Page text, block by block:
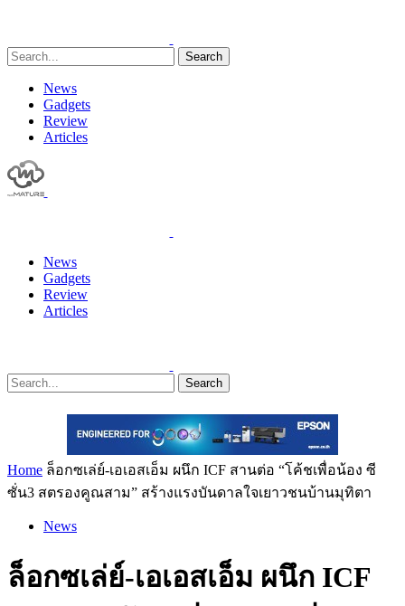
Search
News
Gadgets
Review
Articles
News
Gadgets
Review
Articles
Search
Home ล็อกซเล่ย์-เอเอสเอ็ม ผนึก ICF สานต่อ “โค้ชเพื่อน้อง ซี
ซั่น3 สตรองคูณสาม” สร้างแรงบันดาลใจเยาวชนบ้านมุทิตา
News
ล็อกซเล่ย์-เอเอสเอ็ม ผนึก ICF